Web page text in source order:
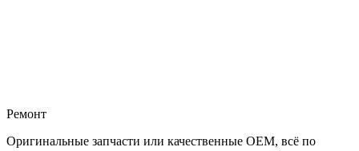
Ремонт
Оригинальные запчасти или качественные OEM, всё по